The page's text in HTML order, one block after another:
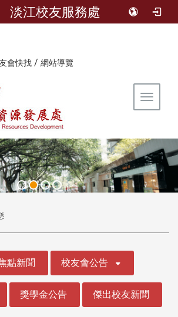
淡江校友服務處
會快找 / 網站導覽
Toggle
點新聞 校友會公告
獎學金公告 傑出校友新聞